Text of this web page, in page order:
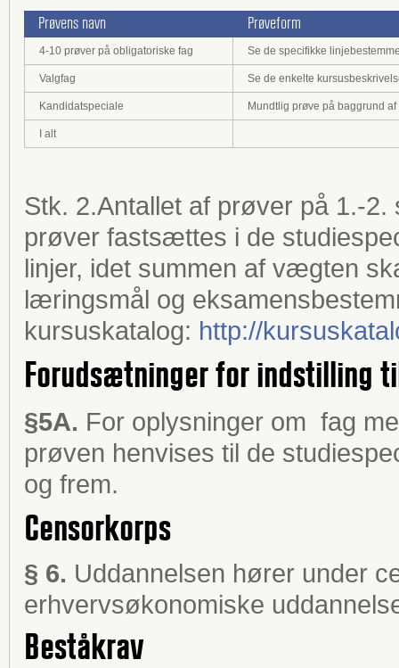
Prøvens navn Prøveform
4-10 prøver på obligatoriske fag Se de specifikke
Valgfag Se de enkelte
Kandidatspeciale Mundtlig prøve på baggrund
I alt
Stk. 2.Antallet af prøver på 1.-
prøver fastsættes i de
linjer, idet summen af vægten
læringsmål og
kursuskatalog: http://
Forudsætninger for indstilling
§5A. For oplysninger om fag
prøven henvises til de
og frem.
Censorkorps
§ 6. Uddannelsen hører under
erhvervsøkonomiske
Beståkrav